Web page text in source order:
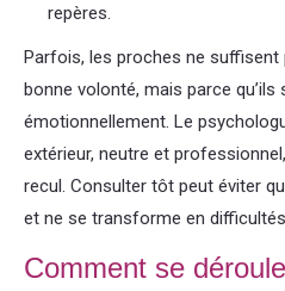
repères.
Parfois, les proches ne suffisent
bonne volonté, mais parce qu’ils
émotionnellement. Le
extérieur, neutre et
recul. Consulter tôt peut éviter
et ne se transforme en
Comment se